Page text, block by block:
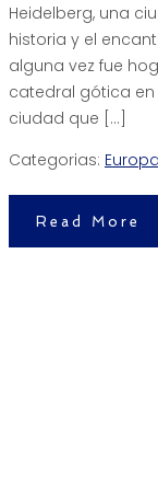
Heidelberg, una
historia y el
alguna vez fue
catedral gótica en
ciudad que […]
Categorias: Europa
Read More